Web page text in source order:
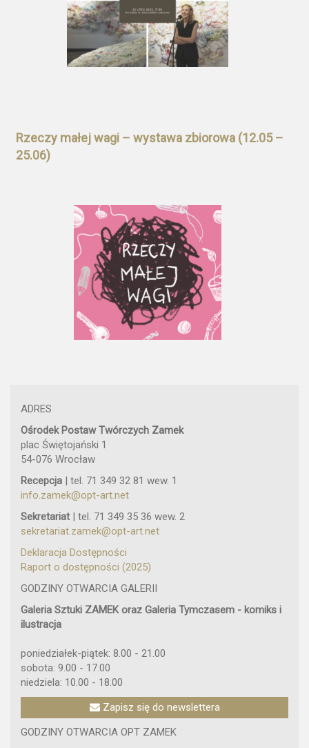
Rzeczy małej wagi – wystawa zbiorowa (12.05 –
25.06)
ADRES
Ośrodek Postaw Twórczych Zamek
plac Świętojański 1
54-076 Wrocław
Recepcja | tel. 71 349 32 81 wew. 1
info.zamek@opt-art.net
Sekretariat | tel. 71 349 35 36 wew. 2
sekretariat.zamek@opt-art.net
Deklaracja Dostępności
Raport o dostępności (2025)
GODZINY OTWARCIA GALERII
Galeria Sztuki ZAMEK oraz Galeria Tymczasem - komiks i
ilustracja
poniedziałek-piątek: 8.00 - 21.00
sobota: 9.00 - 17.00
niedziela: 10.00 - 18.00
Zapisz się do newslettera
GODZINY OTWARCIA OPT ZAMEK